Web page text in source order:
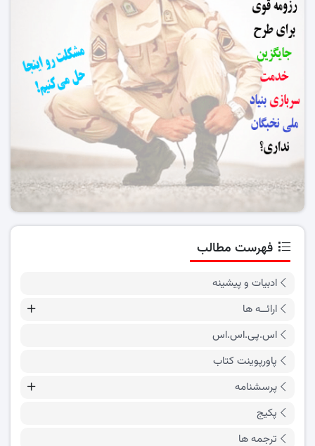
فهرست مطالب
ادبیات و پیشینه
ارائــه ها
اس.پی.اس.اس
پاورپوینت کتاب
پرسشنامه
پکیج
ترجمه ها